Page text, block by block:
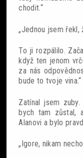
chodit.“
„Jednou jsem řekl,
To ji rozpálilo.
když ten jenom
za nás
bude to tvoje vina.“
Zatínal jsem
bych tam zůstal,
Alanovi a bylo
„Igore, nikam